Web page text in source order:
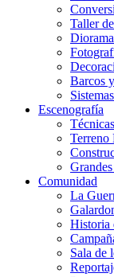
Taller
Barcos
Escenografía
Terreno
Comunidad
La
Historia
Sala de